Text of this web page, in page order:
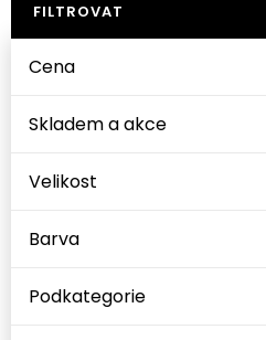
FILTROVAT
Cena
Velikost
Barva
Podkategorie